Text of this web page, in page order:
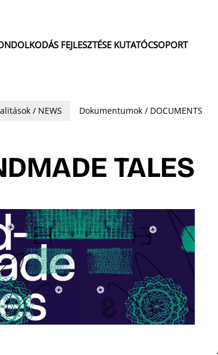
FEJLESZTÉSE KUTATÓCSOPORT
/ NEWS Dokumentumok / DOCUMENTS
TALES